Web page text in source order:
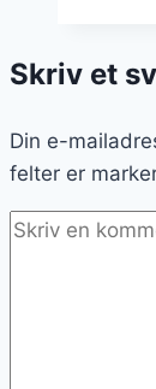
Skriv et
Din e-
felter er